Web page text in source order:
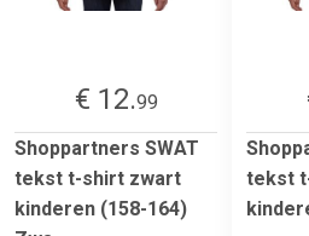
€ 12.99
Shoppartners SWAT
tekst t-shirt zwart
kinderen (158-164)
tekst